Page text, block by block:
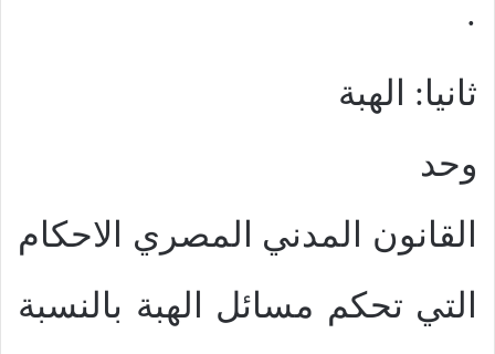
·
ثانيا: الهبة
وحد
القانون المدني المصري الاحكام
التي تحكم مسائل الهبة بالنسبة